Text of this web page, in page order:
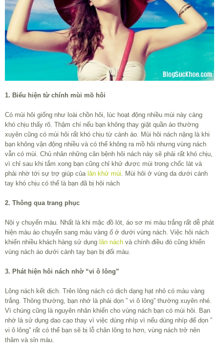
1. Biểu hiện từ chính mùi mồ hôi
Có mùi hôi giống như loài chồn hôi, lúc hoạt động nhiều mùi này càng
khó chịu thấy rõ. Thậm chí nếu bạn không thay giặt quần áo thường
xuyên cũng có mùi hôi rất khó chịu từ cánh áo. Mùi hôi nách nặng là khi
bạn không vận động nhiều và có thể không ra mồ hôi nhưng vùng nách
vẫn có mùi. Chủ nhân những căn bệnh hôi nách này sẽ phải rất khó chịu,
vì chỉ sau khi tắm xong bạn cũng chỉ khử được mùi trong chốc lát và
phải nhờ tới sự trợ giúp của lăn khử mùi . Mùi hôi ở vùng da dưới cánh
tay khó chịu có thể là bạn đã bị hôi nách
2. Thông qua trang phục
Nội y chuyển màu. Nhất là khi mặc đồ lót, áo sơ mi màu trắng rất dễ phát
hiện màu áo chuyển sang màu vàng ố ở dưới vùng nách. Việc hôi nách
khiến nhiều khách hàng sử dụng lăn nách và chính điều đó cũng khiến
vùng nách áo dưới cánh tay bạn bị đổi màu.
3. Phát hiện hôi nách nhờ “vi ô lông”
Lông nách kết dịch. Trên lông nách có dịch dạng hạt nhỏ có màu vàng
trắng. Thông thường, bạn nhớ là phải dọn ” vi ô lông” thường xuyên nhé.
Vì chúng cũng là nguyên nhân khiến cho vùng nách bạn có mùi hôi. Bạn
nhớ là sử dụng dao cạo thay vì việc dùng nhíp vì nếu dùng nhíp để dọn ”
vi ô lông” rất có thể bạn sẽ bị lỗ chân lông to hơn, vùng nách trở nên
thâm và sỉn màu.